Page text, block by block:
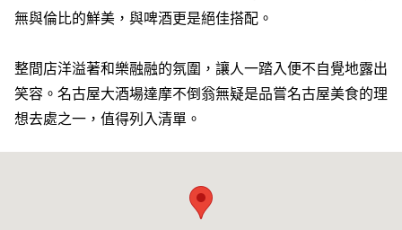
無與倫比的鮮美，與啤酒更是絕佳搭配。
整間店洋溢著和樂融融的氛圍，讓人一踏入便不自覺地露出
笑容。名古屋大酒場達摩不倒翁無疑是品嘗名古屋美食的理
想去處之一，值得列入清單。